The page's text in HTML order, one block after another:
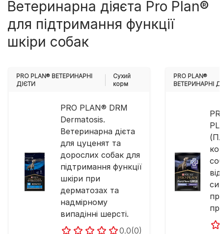
Ветеринарна діяєта Pro Plan®
для підтримання функції
шкіри собак
PRO PLAN® ВЕТЕРИНАРНІ
ДІЄТИ
Cухий
корм
PRO PLAN® DRM
Dermatosis.
Ветеринарна дієта
для цуценят та
дорослих собак для
підтримання функції
шкіри при
дерматозах та
надмірному
випадінні шерсті.
0.0(0)
PRO PLAN®
ВЕТЕРИНАРНІ